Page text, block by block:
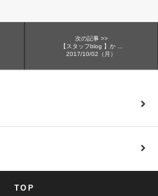
次の記事 >>
【スタッフblog 】か ...
2017/10/02（月）
TOP